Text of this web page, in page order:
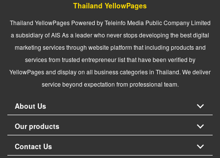
Thailand YellowPages
Thailand YellowPages Powered by Teleinfo Media Public Company Limited
a subsidiary of AIS As a leader who never stops developing the best digital
marketing services through website platform that including products and
services from trusted entrepreneur list that have been verified by
YellowPages and display on all business categories in Thailand. We deliver
service beyond expectation from professional team.
About Us
Our products
Contact Us